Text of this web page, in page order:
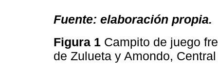
Fuente: elaboración propia.
Figura 1 Campito de juego
de Zulueta y Amondo,